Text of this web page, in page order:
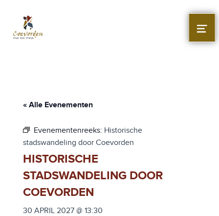
Stad Coevorden
STAD VAN STRIJD
« Alle Evenementen
Evenementenreeks: Historische
stadswandeling door Coevorden
HISTORISCHE
STADSWANDELING DOOR
COEVORDEN
30 APRIL 2027 @ 13:30